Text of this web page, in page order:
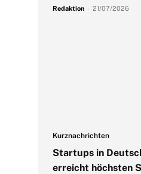
Redaktion 21/07/2026
Kurznachrichten
Startups in
erreicht höchsten